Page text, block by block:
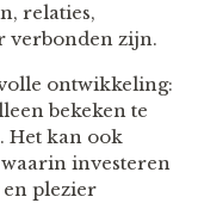
relaties,
verbonden zijn.
ontwikkeling:
bekeken te
Het kan ook
investeren
plezier